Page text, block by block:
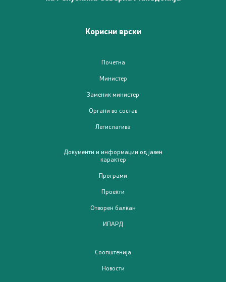
Испит за фитофармација
Јавни расправи / консултации
Корисни врски
Почетна
Министер
Заменик министер
Органи во состав
Легислатива
Документи и информации од јавен
карактер
Програми
Проекти
Отворен балкан
ИПАРД
Соопштенија
Новости